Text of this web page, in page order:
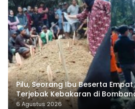
Pilu, Seorang Ibu Beserta
Terjebak Kebakaran di
6 Agustus 2026